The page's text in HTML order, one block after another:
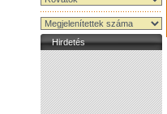
Hirdetés